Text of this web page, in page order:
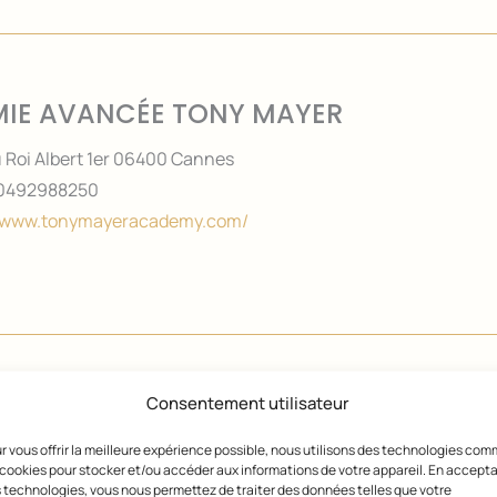
Consentement utilisateur
vous offrir la meilleure expérience possible, nous utilisons des technologies
pour stocker et/ou accéder aux informations de votre appareil. En
technologies, vous nous permettez de traiter des données telles que votre
AVANCÉE TONY MAYER
Roi Albert 1er 06400 Cannes
BEAUTE CANNES
DE LA BASTIDE ROUGE - ZI TOURRADES 06150